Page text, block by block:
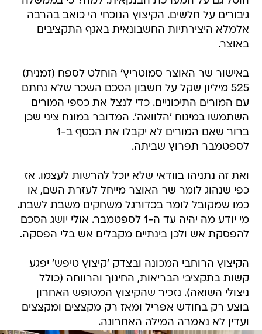
גיבורים על חלשים. הקיצוץ הנוכחי הי כואב בהרבה
אלמלא היצירתיות החשבונאית באגף התקציבים
באוצר.
באישור שר האוצר סמוטריץ' הוחלט לספח (זמנית)
525 מיליון שקל על חשבון הסכם השכר שלא נחתם
עם המורים התיכוניים. כדי לנצל את כספי המורים
השתמשו במינוח 'הלוואה'. המדובר במונח ציני שכן
ברור שאם המורים לא יקבלו את הכסף ב-1
לספטמבר תפרוץ שביתה.
ואת זה נתניהו בוודאי שלא יוכל להרשות לעצמו. אז
כפי שנהוג לומר שר האוצר מייחל לעזרת השם, או
כמו שמקובל לומר בכדורגל משחקים משבת לשבת.
מי יודע מה יהיה עד ה-1 לספטמבר. אולי יושג הסכם
להפסקת אש ולכן בינתיים מקבלים אש בלי הפסקה.
הקיצוץ הרוחבי המכונה ובצדק 'קיצוץ טיפש' יפגע
קשות בתקציבי הבריאות, החינוך והרווחה (כולל
ניצולי השואה). נזכיר שהקיצוץ המטופש האחרון
בוצע רק בחודש אפריל ומאז רק מקצצים ומקצצים
ועדין לא נאמרה המילה האחרונה.